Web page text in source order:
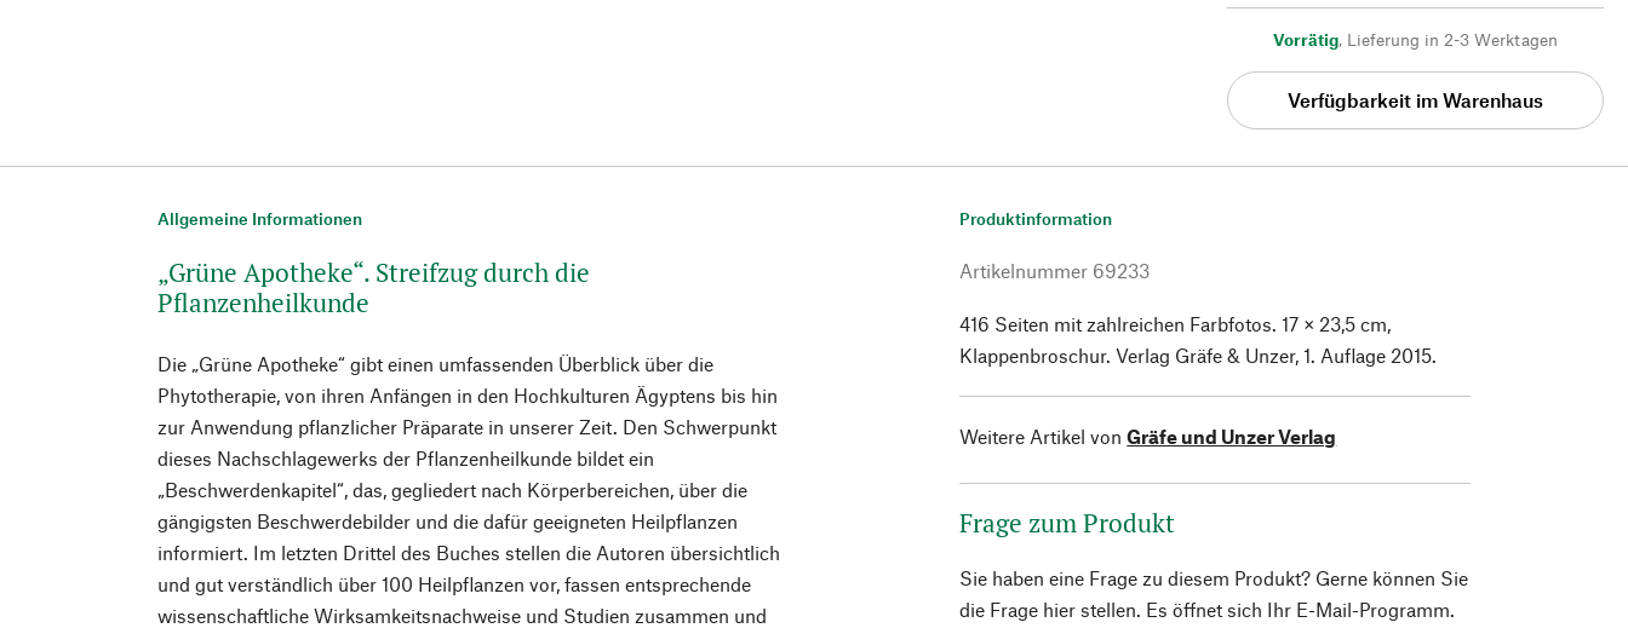
Vorrätig, Lieferung in 2-3 Werktagen
Verfügbarkeit im Warenhaus
Allgemeine Informationen
„Grüne Apotheke“. Streifzug durch die
Pflanzenheilkunde
Die „Grüne Apotheke“ gibt einen umfassenden Überblick über die
Phytotherapie, von ihren Anfängen in den Hochkulturen Ägyptens bis hin
zur Anwendung pflanzlicher Präparate in unserer Zeit. Den Schwerpunkt
dieses Nachschlagewerks der Pflanzenheilkunde bildet ein
„Beschwerdenkapitel“, das, gegliedert nach Körperbereichen, über die
gängigsten Beschwerdebilder und die dafür geeigneten Heilpflanzen
informiert. Im letzten Drittel des Buches stellen die Autoren übersichtlich
und gut verständlich über 100 Heilpflanzen vor, fassen entsprechende
wissenschaftliche Wirksamkeitsnachweise und Studien zusammen und
Produktinformation
Artikelnummer 69233
416 Seiten mit zahlreichen Farbfotos. 17 × 23,5 cm,
Klappenbroschur. Verlag Gräfe & Unzer, 1. Auflage 2015.
Weitere Artikel von Gräfe und Unzer Verlag
Frage zum Produkt
Sie haben eine Frage zu diesem Produkt? Gerne können Sie
die Frage hier stellen. Es öffnet sich Ihr E-Mail-Programm.